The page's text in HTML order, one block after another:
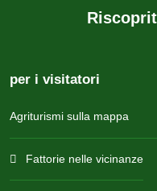
per i visitatori
Agriturismi sulla mappa
Fattorie nelle vicinanze